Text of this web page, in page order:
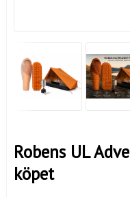
Robens UL
köpet